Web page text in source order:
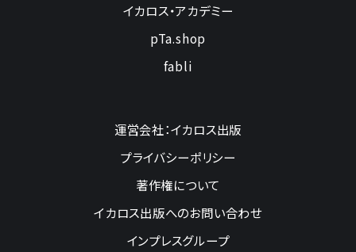
イカロス・アカデミー
pTa.shop
fabli
運営会社：イカロス出版
プライバシーポリシー
著作権について
イカロス出版へのお問い合わせ
インプレスグループ